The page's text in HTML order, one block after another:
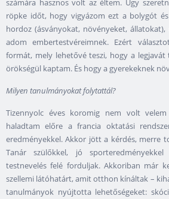
számára hasznos volt az éltem. Úgy
röpke időt, hogy vigyázom ezt a bolygót
hordoz (ásványokat, növényeket,
adom embertestvéreimnek. Ezért
formát, mely lehetővé teszi, hogy a
örökségül kaptam. És hogy a gyerekeknek
Milyen tanulmányokat folytattál?
Tizennyolc éves koromig nem volt
haladtam előre a francia oktatási
eredményekkel. Akkor jött a kérdés, merre
Tanár szülőkkel, jó
testnevelés felé forduljak. Akkoriban már
szellemi látóhatárt, amit otthon kínáltak –
tanulmányok nyújtotta lehetőségeket: